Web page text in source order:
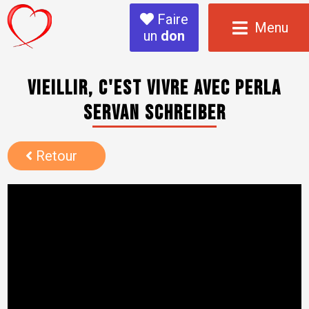
Faire
un don Menu
Vieillir, c'est vivre avec Perla
Servan Schreiber
Retour